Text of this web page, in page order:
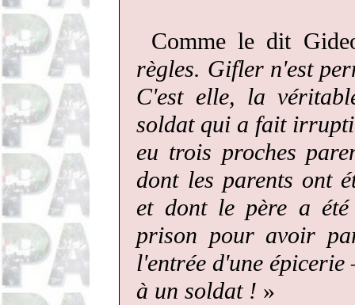
Comme le dit
règles. Gifler n'est
C'est elle, la
soldat qui a fait
eu trois proches
dont les parents ont
et dont le père a
prison pour avoir
l'entrée d'une épicerie
à un soldat ! »